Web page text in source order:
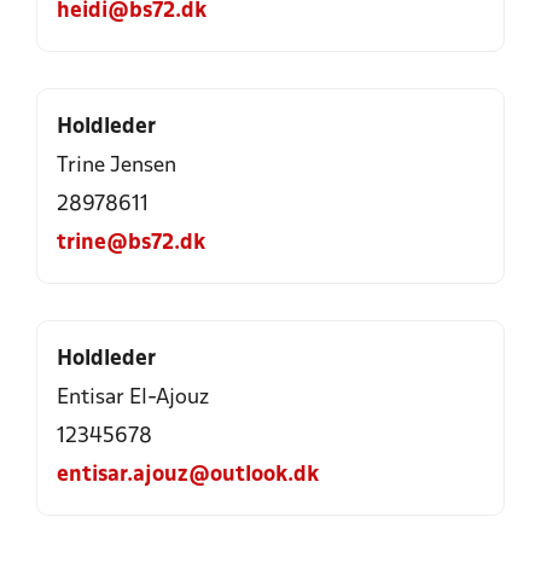
heidi@bs72.dk
Holdleder
Trine Jensen
28978611
trine@bs72.dk
Holdleder
Entisar El-Ajouz
12345678
entisar.ajouz@outlook.dk